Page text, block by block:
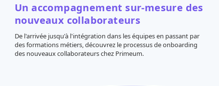
Un accompagnement sur-mesure des
nouveaux collaborateurs
De l'arrivée jusqu'à l'intégration dans les équipes en passant par
des formations métiers, découvrez le processus de onboarding
des nouveaux collaborateurs chez Primeum.